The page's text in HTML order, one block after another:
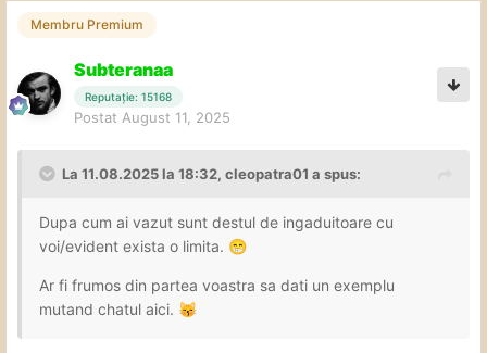
Membru Premium
Subteranaa
Reputație: 15168
Postat August 11, 2025
La 11.08.2025 la 18:32, cleopatra01 a spus:
Dupa cum ai vazut sunt destul de ingaduitoare cu
voi/evident exista o limita. 😁
Ar fi frumos din partea voastra sa dati un exemplu
mutand chatul aici. 😽